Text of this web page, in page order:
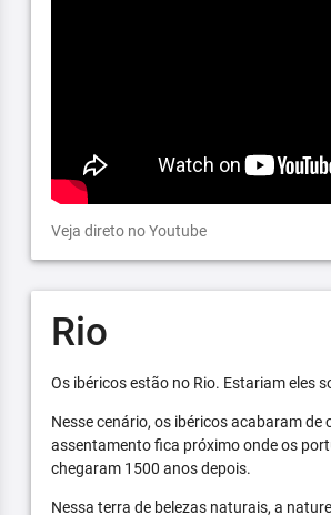
Veja direto no Youtube
Rio
Os ibéricos estão no Rio. Estariam eles
Nesse cenário, os ibéricos acabaram de
assentamento fica próximo onde os
chegaram 1500 anos depois.
Nessa terra de belezas naturais, a